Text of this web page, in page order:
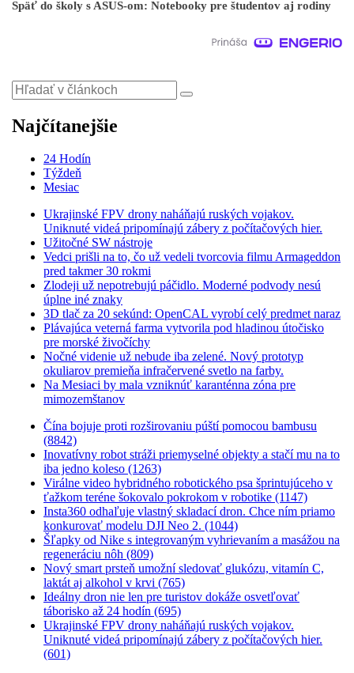
Späť do školy s ASUS-om: Notebooky pre študentov aj rodiny
Najčítanejšie
24 Hodín
Týždeň
Mesiac
Ukrajinské FPV drony naháňajú ruských vojakov.
Uniknuté videá pripomínajú zábery z počítačových hier.
Užitočné SW nástroje
Vedci prišli na to, čo už vedeli tvorcovia filmu Armageddon
pred takmer 30 rokmi
Zlodeji už nepotrebujú páčidlo. Moderné podvody nesú
úplne iné znaky
3D tlač za 20 sekúnd: OpenCAL vyrobí celý predmet naraz
Plávajúca veterná farma vytvorila pod hladinou útočisko
pre morské živočíchy
Nočné videnie už nebude iba zelené. Nový prototyp
okuliarov premieňa infračervené svetlo na farby.
Na Mesiaci by mala vzniknúť karanténna zóna pre
mimozemštanov
Čína bojuje proti rozširovaniu púští pomocou bambusu
(8842)
Inovatívny robot stráži priemyselné objekty a stačí mu na to
iba jedno koleso (1263)
Virálne video hybridného robotického psa šprintujúceho v
ťažkom teréne šokovalo pokrokom v robotike (1147)
Insta360 odhaľuje vlastný skladací dron. Chce ním priamo
konkurovať modelu DJI Neo 2. (1044)
Šľapky od Nike s integrovaným vyhrievaním a masážou na
regeneráciu nôh (809)
Nový smart prsteň umožní sledovať glukózu, vitamín C,
laktát aj alkohol v krvi (765)
Ideálny dron nie len pre turistov dokáže osvetľovať
táborisko až 24 hodín (695)
Ukrajinské FPV drony naháňajú ruských vojakov.
Uniknuté videá pripomínajú zábery z počítačových hier.
(601)